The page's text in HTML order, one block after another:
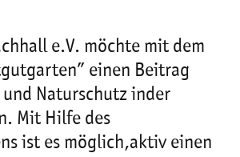
e.V. möchte mit dem
einen Beitrag
Naturschutz inder
Mit Hilfe des
ist es möglich,aktiv einen